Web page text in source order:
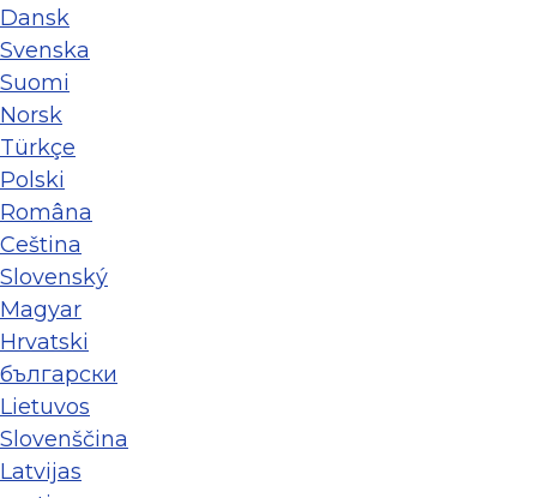
Dansk
Svenska
Suomi
Norsk
Türkçe
Polski
Româna
Ceština
Slovenský
Magyar
Hrvatski
български
Lietuvos
Slovenščina
Latvijas